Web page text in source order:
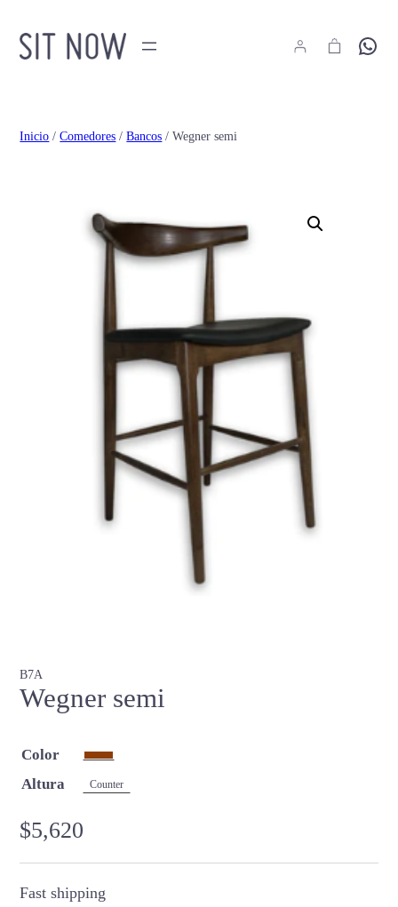
Hola
Inicio /Comedores /Bancos / Wegner semi
B7A
Wegner semi
Color
Altura
Counter
$5,620
Fast shipping